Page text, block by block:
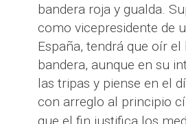
bandera roja y gualda.
como vicepresidente de
España, tendrá que oír
bandera, aunque en su
las tripas y piense en el
con arreglo al principio